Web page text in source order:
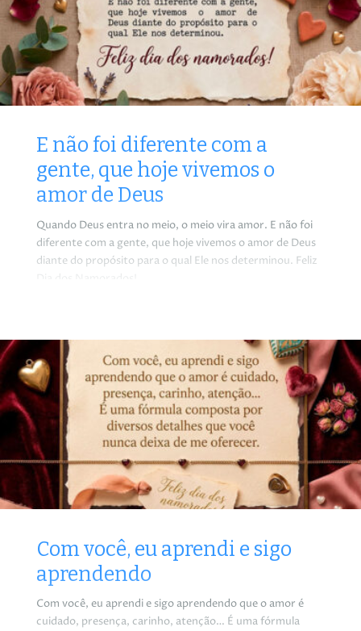
E não foi diferente com a
gente, que hoje vivemos o
amor de Deus
Quando Deus entra no meio, o meio vira amor. E não foi
diferente com a gente, que hoje vivemos o amor de Deus
diante do propósito para o qual Ele nos determinou. Feliz
Dia dos Namorados!
Com você, eu aprendi e sigo
aprendendo
Com você, eu aprendi e sigo aprendendo que o amor é
cuidado, presença, carinho, atenção… É uma fórmula